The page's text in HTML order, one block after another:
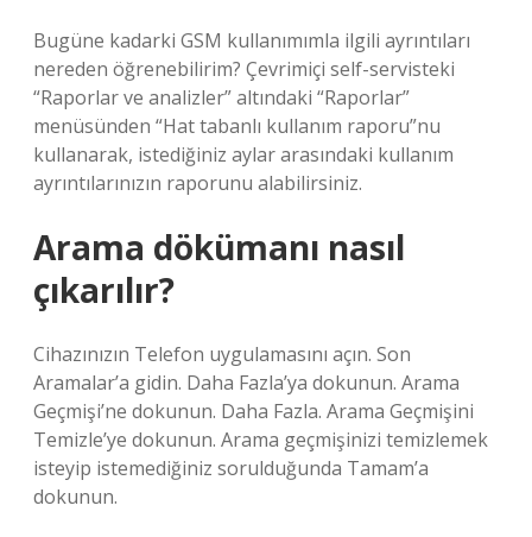
Bugüne kadarki GSM kullanımımla ilgili ayrıntıları
nereden öğrenebilirim? Çevrimiçi self-servisteki
“Raporlar ve analizler” altındaki “Raporlar”
menüsünden “Hat tabanlı kullanım raporu”nu
kullanarak, istediğiniz aylar arasındaki kullanım
ayrıntılarınızın raporunu alabilirsiniz.
Arama dökümanı nasıl
çıkarılır?
Cihazınızın Telefon uygulamasını açın. Son
Aramalar’a gidin. Daha Fazla’ya dokunun. Arama
Geçmişi’ne dokunun. Daha Fazla. Arama Geçmişini
Temizle’ye dokunun. Arama geçmişinizi temizlemek
isteyip istemediğiniz sorulduğunda Tamam’a
dokunun.